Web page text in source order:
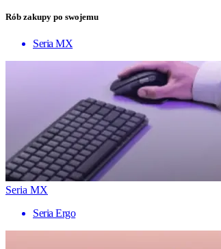
Rób zakupy po swojemu
Seria MX
Seria MX
Seria Ergo